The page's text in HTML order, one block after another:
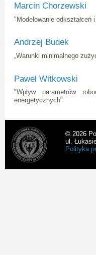
Marcin Chorzewski
"Modelowanie odkształceń
Andrzej Budek
„Warunki minimalnego
Paweł Witkowski
"Wpływ parametrów
energetycznych"
© 2026
ul.
Polityka